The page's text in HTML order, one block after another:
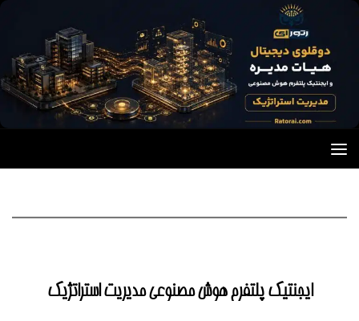
Skip to content
ایجنتیک پلتفرم هوش مصنوعی مدیریت استراتژیک